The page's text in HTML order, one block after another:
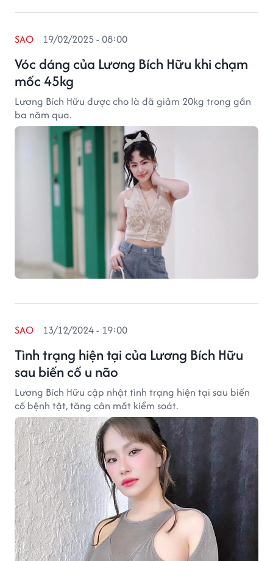
Vóc dáng của Lương Bích Hữu khi chạm
mốc 45kg
SAO 19/02/2025 - 08:00
Lương Bích Hữu được cho là đã giảm 20kg trong gần
ba năm qua.
Tình trạng hiện tại của Lương Bích Hữu
sau biến cố u não
SAO 13/12/2024 - 19:00
Lương Bích Hữu cập nhật tình trạng hiện tại sau biến
cố bệnh tật, tăng cân mất kiểm soát.